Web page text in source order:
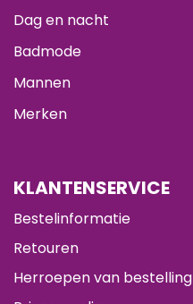
Dag en nacht
Badmode
Mannen
Merken
KLANTENSERVICE
Bestelinformatie
Retouren
Herroepen van bestelling